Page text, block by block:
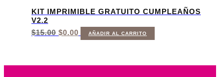
$120.00.$59.00.
KIT IMPRIMIBLE GRATUITO CUMPLEAÑOS
V2.2
$15.00 EL
PRECIO
$15.00.
$0.00
PRECIO
$0.00.
AÑADIR AL CARRITO